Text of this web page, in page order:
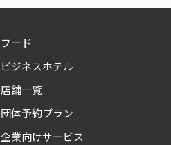
フード
ビジネスホテル
店舗一覧
団体予約プラン
企業向けサービス